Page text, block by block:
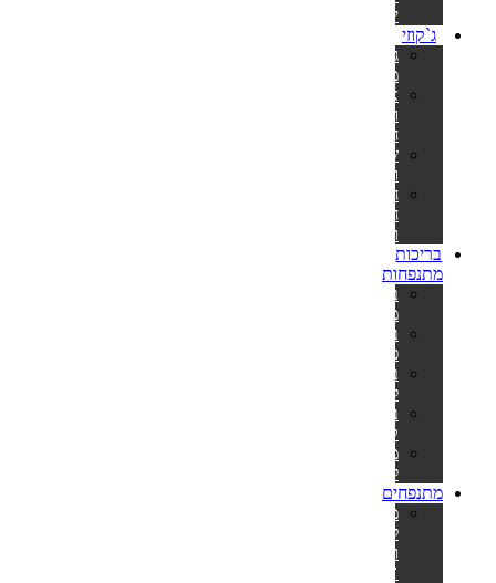
יבשה
ג`קוזי
ג'קוזי
מתנפח
אביזרים
וחלקי
חילוף
שואבים
ורשתות
חומרי
חיטוי
ומתכלים
בריכות
מתנפחות
בריכות
מתנפחות
בריכות
פעילות
בריכות
לפעוטות
בריכות
קשיחות
משאבות
לניפוח
מתנפחים
מתנפחים
למסיבות
ואירועים
🎊